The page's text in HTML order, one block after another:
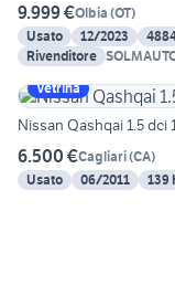
9.999 €Olbia (OT)
Usato
12/2023
Rivenditore
Vetrina
Nissan Qashqai 1.5 dci
6.500 €Cagliari(CA)
Usato
06/2011 139